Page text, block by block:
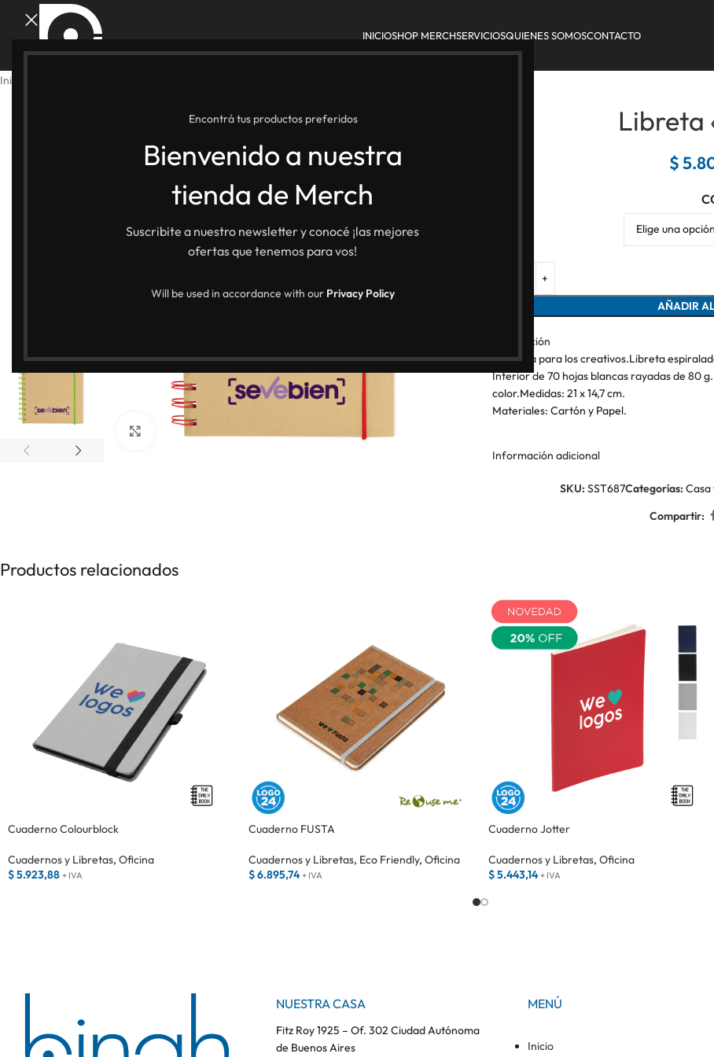
Encontrá tus productos preferidos
Bienvenido a nuestra
tienda de Merch
Suscribite a nuestro newsletter y conocé ¡las mejores
ofertas que tenemos para vos!
Will be used in accordance with our Privacy Policy
INICIOSHOP MERCHSERVICIOSQUIENES SOMOSCONTACTO
Inicio
Libreta
$
AÑADIR
Descripción
Perfecta para los creativos.Libreta
Interior de 70 hojas blancas rayadas de 80
color.Medidas: 21 x 14,7 cm.
Materiales: Cartón y Papel.
Información adicional
SKU: SST687Categorías: Casa
Compartir:
Productos relacionados
Cuaderno Colourblock
Cuadernos y Libretas, Oficina
$5.923,88 + IVA
Cuaderno FUSTA
Cuadernos y Libretas, Eco Friendly, Oficina
$6.895,74 + IVA
Cuaderno Jotter
Cuadernos y Libretas, Oficina
$5.443,14 + IVA
NUESTRA CASA
Fitz Roy 1925 – Of. 302 Ciudad Autónoma
de Buenos Aires
MENÚ
Inicio